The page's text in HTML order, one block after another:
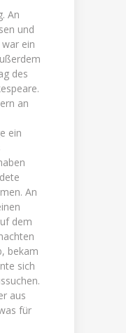
An
und
ein
des
an
ein
An
dem
bekam
sich
aus
für